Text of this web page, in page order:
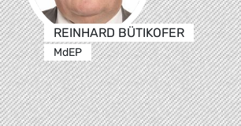
REINHARD BÜTIKOFER
MdEP